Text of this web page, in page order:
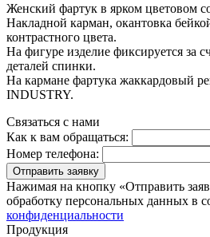
Женский фартук в ярком цветовом
Накладной карман, окантовка
контрастного цвета.
На фигуре изделие фиксируется за
деталей спинки.
На кармане фартука жаккардовый
INDUSTRY.
Связаться с нами
Как к вам обращаться:
Номер телефона:
Отправить заявку
Нажимая на кнопку «Отправить
обработку персональных данных в
конфиденциальности
Продукция